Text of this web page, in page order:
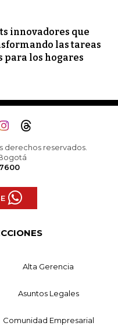
innovadores que
las tareas
para los hogares
derechos reservados.
Alta Gerencia
Asuntos Legales
Comunidad Empresarial